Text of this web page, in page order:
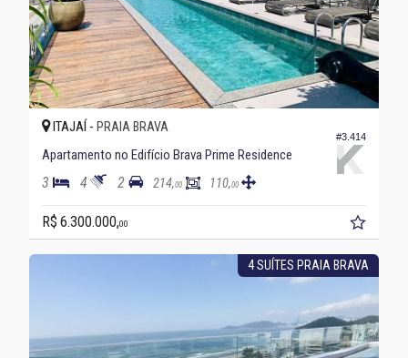
#3.414
ITAJAÍ - PRAIA BRAVA
Apartamento no Edifício Brava Prime Residence
3 4 2 214,00 110,00
R$ 6.300.000,00
4 SUÍTES PRAIA BRAVA